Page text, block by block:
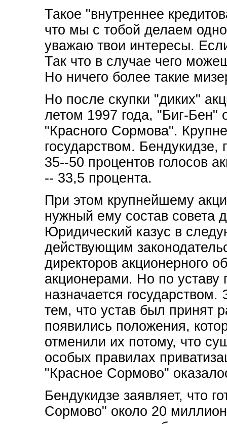
Такое "внутреннее
что мы с тобой делаем
уважаю твои интересы.
Так что в случае чего
Но ничего более такие
Но после скупки "диких"
летом 1997 года, "Биг-Бен"
"Красного Сормова".
государством.
35--50 процентов голосов
-- 33,5 процента.
При этом крупнейшему
нужный ему состав совета
Юридический казус в
действующим
директоров акционерного
акционерами. Но по уставу
назначается
тем, что устав был принят
появились положения,
отменили их потому, что
особых правилах
"Красное Сормово"
Бендукидзе заявляет, что
Сормово" около 20